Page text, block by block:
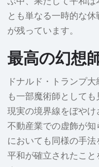
とも単なる一時的な
が残っています。
最高の幻想
ドナルド・トランプ
も一部魔術師として
現実の境界線をぼやけ
不動産業での虚飾が
においても同様の手
平和が確立されたこ